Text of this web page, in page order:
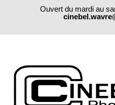
Ouvert du mardi au